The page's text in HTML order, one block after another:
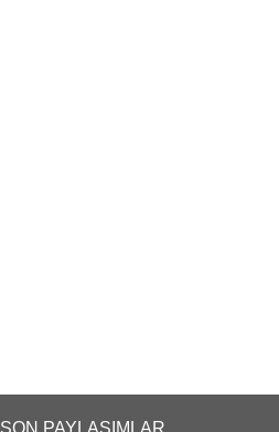
SON PAYLAŞIMLAR